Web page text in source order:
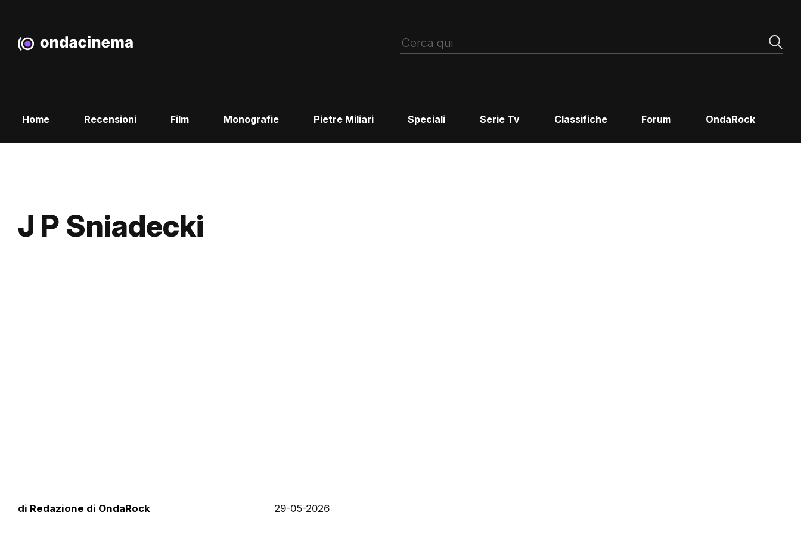
Home Recensioni Film Monografie Pietre Miliari Speciali Serie Tv Classifiche Forum OndaRock
J P Sniadecki
di Redazione di OndaRock 29-05-2026